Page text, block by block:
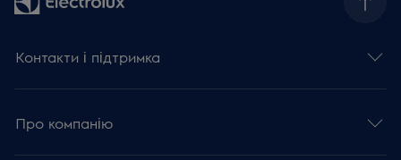
Контакти і підтримка
Про компанію